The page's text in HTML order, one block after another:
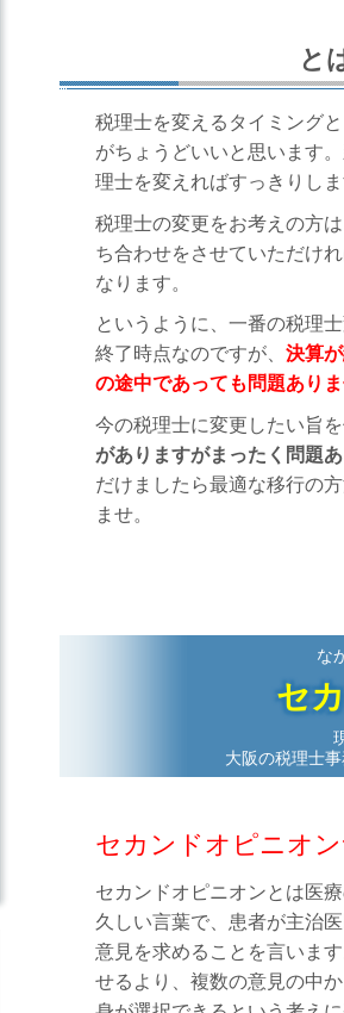
と
税理士を変えるタイミング
がちょうどいいと思います
理士を変えればすっきりしま
税理士の変更をお考えの方
ち合わせをさせていただけ
なります。
というように、一番の税理
終了時点なのですが、 決算
の途中であっても問題ありま
今の税理士に変更したい旨を
がありますがまったく問題
だけましたら最適な移行の
ませ。
な
セ
大阪の税理士
セカンドオピニオ
セカンドオピニオンとは医
久しい言葉で、患者が主治
意見を求めることを言いま
せるより、複数の意見の中